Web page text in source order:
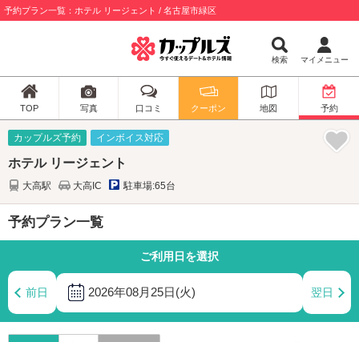
予約プラン一覧：ホテル リージェント / 名古屋市緑区
検索 マイメニュー
TOP 写真 口コミ クーポン 地図 予約
カップルズ予約 インボイス対応
ホテル リージェント
大高駅 大高IC 駐車場:65台
予約プラン一覧
ご利用日を選択
前日 2026年08月25日(火) 翌日